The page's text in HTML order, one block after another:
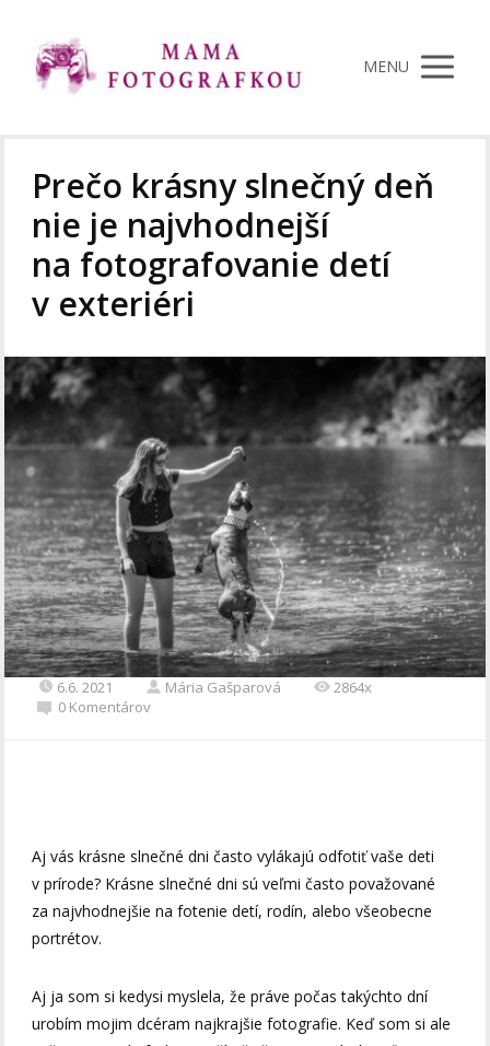
MENU
Prečo krásny slnečný deň
nie je najvhodnejší
na fotografovanie detí
v exteriéri
6.6. 2021 Mária Gašparová
2864x
0 Komentárov
Aj vás krásne slnečné dni často vylákajú odfotiť vaše deti
v prírode? Krásne slnečné dni sú veľmi často považované
za najvhodnejšie na fotenie detí, rodín, alebo všeobecne
portrétov.
Aj ja som si kedysi myslela, že práve počas takýchto dní
urobím mojim dcéram najkrajšie fotografie. Keď som si ale